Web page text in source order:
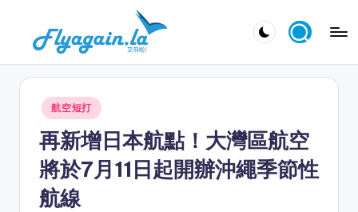
飛
Posted
in
航空短打
再新增日本航點！大灣區航空
將於7月11日起開辦沖繩季節性
航線